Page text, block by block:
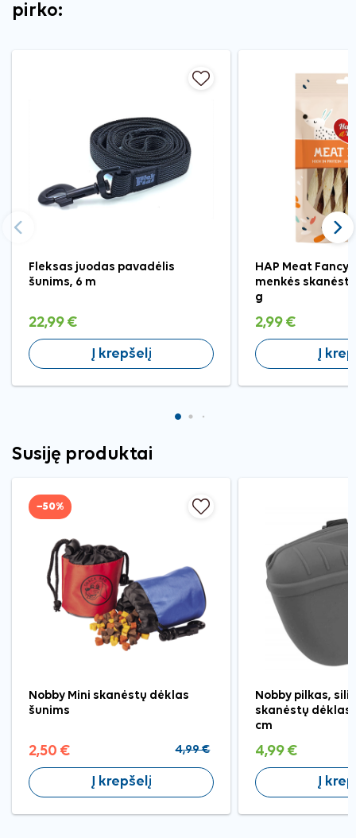
pirko:
Fleksas juodas pavadėlis
šunims, 6 m
22,99 €
Į krepšelį
HAP Meat Fancy
menkės
g
2,99 €
Į
Ankstesnis
Susiję produktai
−50%
Nobby Mini skanėstų dėklas
šunims
2,50 € 4,99 €
Į krepšelį
Nobby pilkas,
skanėstų dėklas,
cm
4,99 €
Į